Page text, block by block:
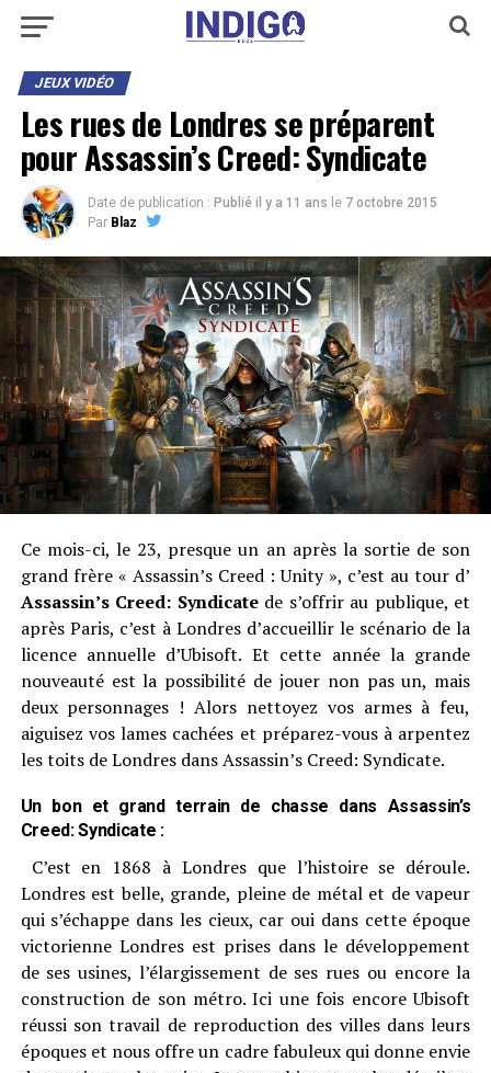
JEUX VIDÉO
Les rues de Londres se préparent
pour Assassin’s Creed: Syndicate
Date de publication : Publié il y a 11 ans le 7 octobre 2015
Par Blaz
Ce mois-ci, le 23, presque un an après la sortie de son
grand frère « Assassin’s Creed : Unity », c’est au tour d’
Assassin’s Creed: Syndicatede s’offrir au publique, et
après Paris, c’est à Londres d’accueillir le scénario de la
licence annuelle d’Ubisoft. Et cette année la grande
nouveauté est la possibilité de jouer non pas un, mais
deux personnages ! Alors nettoyez vos armes à feu,
aiguisez vos lames cachées et préparez-vous à arpentez
les toits de Londres dans Assassin’s Creed: Syndicate.
Un bon et grand terrain de chasse dans Assassin’s
Creed: Syndicate :
C’est en 1868 à Londres que l’histoire se déroule.
Londres est belle, grande, pleine de métal et de vapeur
qui s’échappe dans les cieux, car oui dans cette époque
victorienne Londres est prises dans le développement
de ses usines, l’élargissement de ses rues ou encore la
construction de son métro. Ici une fois encore Ubisoft
réussi son travail de reproduction des villes dans leurs
époques et nous offre un cadre fabuleux qui donne envie